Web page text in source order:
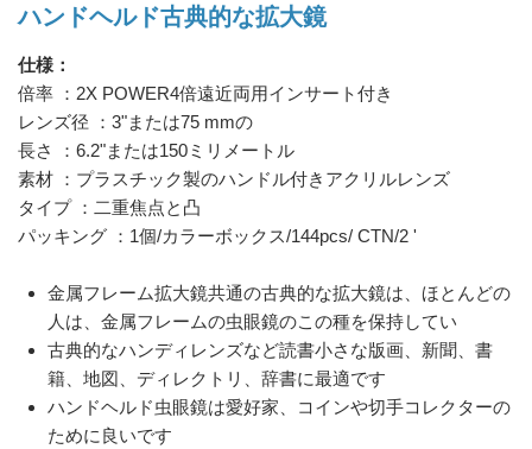
ハンドヘルド古典的な拡大鏡
仕様：
倍率 ：2X POWER4倍遠近両用インサート付き
レンズ径 ：3"または75 mmの
長さ ：6.2"または150ミリメートル
素材 ：プラスチック製のハンドル付きアクリルレンズ
タイプ ：二重焦点と凸
パッキング ：1個/カラーボックス/144pcs/ CTN/2 '
金属フレーム拡大鏡共通の古典的な拡大鏡は、ほとんどの
人は、金属フレームの虫眼鏡のこの種を保持してい
古典的なハンディレンズなど読書小さな版画、新聞、書
籍、地図、ディレクトリ、辞書に最適です
ハンドヘルド虫眼鏡は愛好家、コインや切手コレクターの
ために良いです